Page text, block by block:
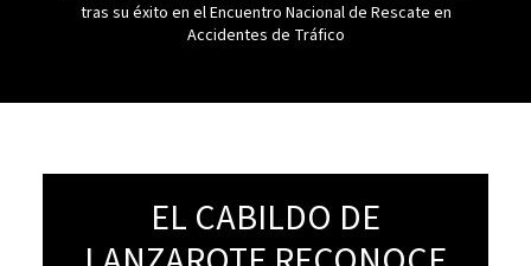
tras su éxito en el Encuentro Nacional de Rescate en
Accidentes de Tráfico
EL CABILDO DE